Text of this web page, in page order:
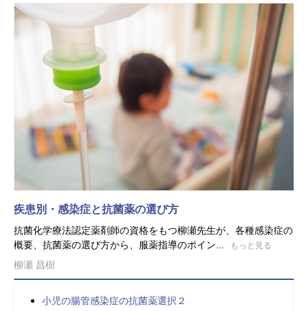
疾患別・感染症と抗菌薬の選び方
抗菌化学療法認定薬剤師の資格をもつ柳瀬先生が、各種感染症の
概要、抗菌薬の選び方から、服薬指導のポイン...
もっと見る
柳瀬 昌樹
小児の腸管感染症の抗菌薬選択２